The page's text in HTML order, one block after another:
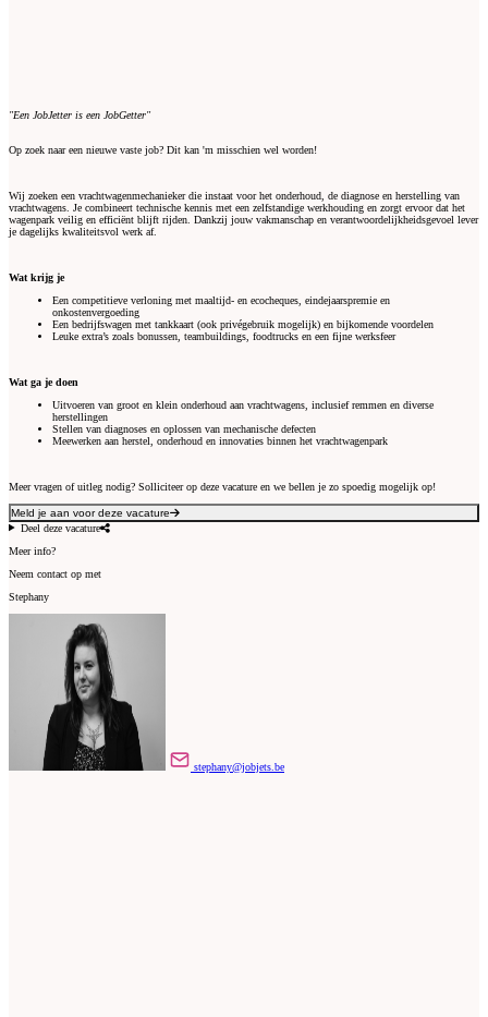
"Een JobJetter is een JobGetter"
Op zoek naar een nieuwe vaste job? Dit kan 'm misschien wel worden!
Wij zoeken een vrachtwagenmechanieker die instaat voor het onderhoud, de diagnose en herstelling van
vrachtwagens. Je combineert technische kennis met een zelfstandige werkhouding en zorgt ervoor dat het
wagenpark veilig en efficiënt blijft rijden. Dankzij jouw vakmanschap en verantwoordelijkheidsgevoel lever
je dagelijks kwaliteitsvol werk af.
Wat krijg je
Een competitieve verloning met maaltijd- en ecocheques, eindejaarspremie en
onkostenvergoeding
Een bedrijfswagen met tankkaart (ook privégebruik mogelijk) en bijkomende voordelen
Leuke extra’s zoals bonussen, teambuildings, foodtrucks en een fijne werksfeer
Wat ga je doen
Uitvoeren van groot en klein onderhoud aan vrachtwagens, inclusief remmen en diverse
herstellingen
Stellen van diagnoses en oplossen van mechanische defecten
Meewerken aan herstel, onderhoud en innovaties binnen het vrachtwagenpark
Meer vragen of uitleg nodig? Solliciteer op deze vacature en we bellen je zo spoedig mogelijk op!
Meld je aan voor deze vacature
Deel deze vacature
Meer info?
Neem contact op met
Stephany
stephany@jobjets.be